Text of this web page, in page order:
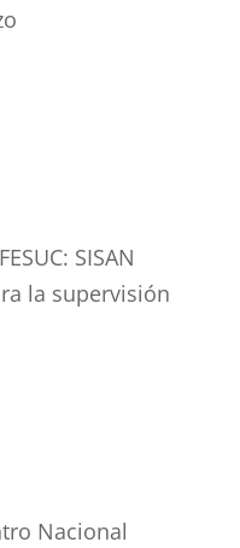
SISAN
la supervisión
Nacional